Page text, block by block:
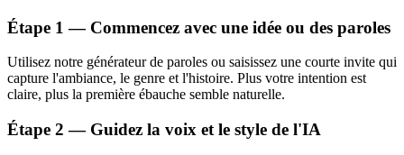
Étape 1 — Commencez avec une idée ou des paroles
Utilisez notre générateur de paroles ou saisissez une courte invite qui
capture l'ambiance, le genre et l'histoire. Plus votre intention est
claire, plus la première ébauche semble naturelle.
Étape 2 — Guidez la voix et le style de l'IA